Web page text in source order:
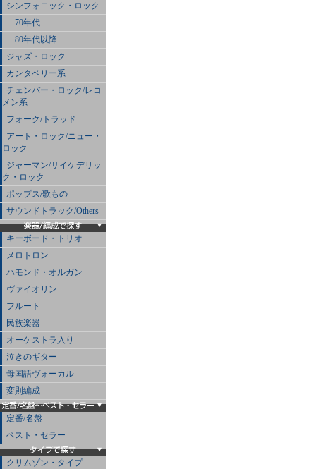
シンフォニック・ロック
70年代
80年代以降
ジャズ・ロック
カンタベリー系
チェンバー・ロック/レコ
メン系
フォーク/トラッド
アート・ロック/ニュー・
ロック
ジャーマン/サイケデリッ
ク・ロック
ポップス/歌もの
サウンドトラック/Others
キーボード・トリオ
メロトロン
ハモンド・オルガン
ヴァイオリン
フルート
民族楽器
オーケストラ入り
泣きのギター
母国語ヴォーカル
変則編成
定番/名盤
ベスト・セラー
クリムゾン・タイプ